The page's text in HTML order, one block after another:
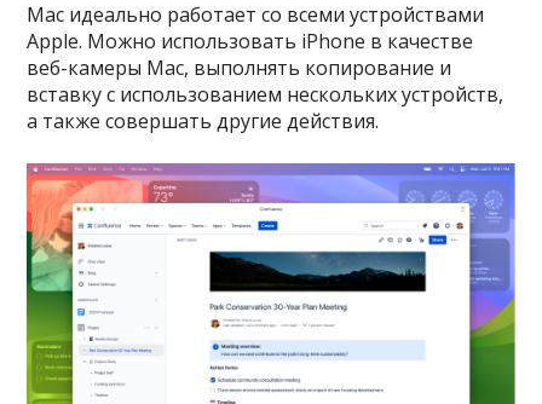
Mac идеально работает со всеми устройствами
Apple. Можно использовать iPhone в качестве
веб-камеры Mac, выполнять копирование и
вставку с использованием нескольких устройств,
а также совершать другие действия.